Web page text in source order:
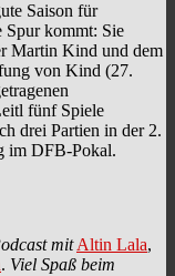
Saison für
kommt: Sie
Martin Kind und dem
von Kind (27.
fünf Spiele
drei Partien in der 2.
im DFB-Pokal.
mit Altin Lala,
. Viel Spaß beim